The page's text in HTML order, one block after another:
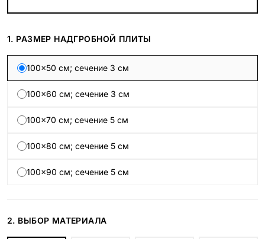
1. РАЗМЕР НАДГРОБНОЙ ПЛИТЫ
100×50 см; сечение 3 см
100×60 см; сечение 3 см
100×70 см; сечение 5 см
100×80 см; сечение 5 см
100×90 см; сечение 5 см
2. ВЫБОР МАТЕРИАЛА